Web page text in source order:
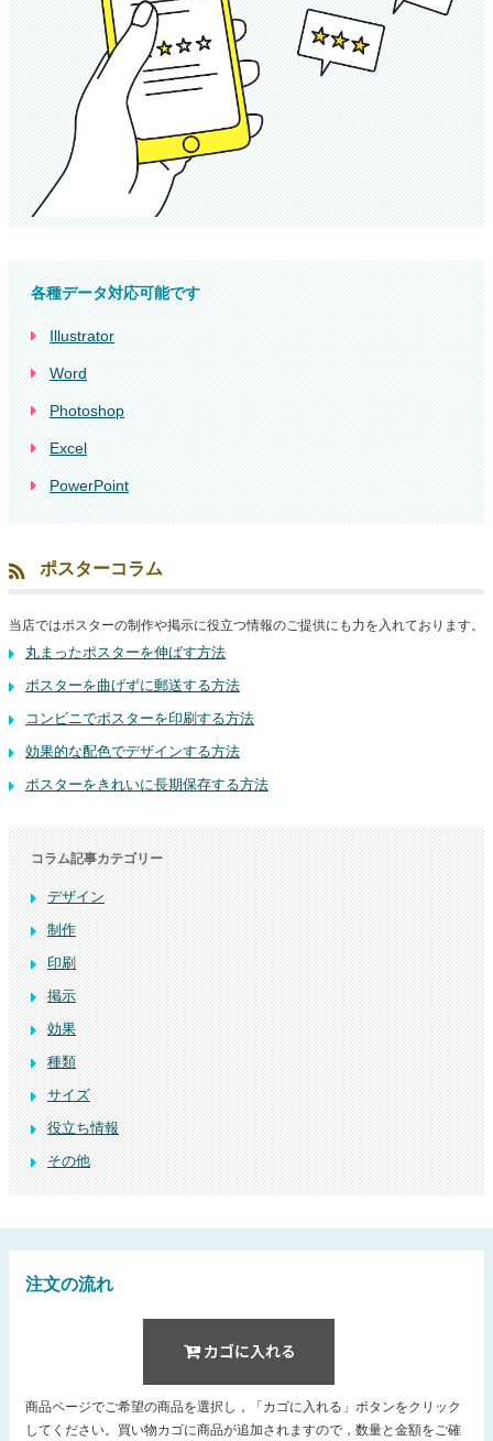
各種データ対応可能です
Illustrator
Word
Photoshop
Excel
PowerPoint
ポスターコラム
当店ではポスターの制作や掲示に役立つ情報のご提供にも力を入れております。
丸まったポスターを伸ばす方法
ポスターを曲げずに郵送する方法
コンビニでポスターを印刷する方法
効果的な配色でデザインする方法
ポスターをきれいに長期保存する方法
コラム記事カテゴリー
デザイン
制作
印刷
掲示
効果
種類
サイズ
役立ち情報
その他
注文の流れ
商品ページでご希望の商品を選択し，「カゴに入れる」ボタンをクリック
してください。買い物カゴに商品が追加されますので，数量と金額をご確